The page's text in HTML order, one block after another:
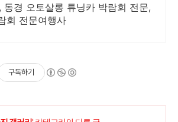
동경 오토살롱 튜닝카 박람회 전문,
회 전문여행사
구독하기